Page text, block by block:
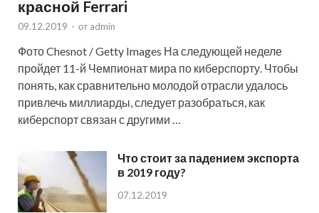
красной Ferrari
09.12.2019 - от admin
Фото Chesnot / Getty Images На следующей неделе
пройдет 11-й Чемпионат мира по киберспорту. Чтобы
понять, как сравнительно молодой отрасли удалось
привлечь миллиарды, следует разобраться, как
киберспорт связан с другими …
Что стоит за падением экспорта
в 2019 году?
07.12.2019